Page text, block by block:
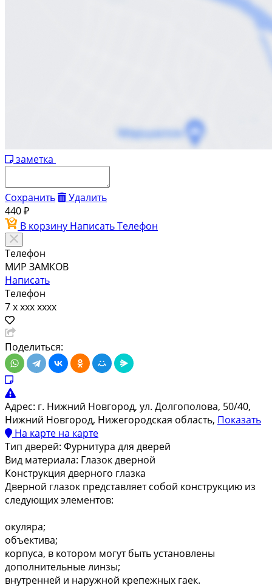
заметка
Сохранить
Удалить
440 ₽
В корзину НаписатьТелефон
Телефон
МИР ЗАМКОВ
Написать
Телефон
7 x xxx xxxx
Поделиться:
Адрес: г. Нижний Новгород, ул. Долгополова, 50/40,
Нижний Новгород, Нижегородская область, Показать
На карте на карте
Тип дверей: Фурнитура для дверей
Вид материала: Глазок дверной
Конструкция дверного глазка
Дверной глазок представляет собой конструкцию из
следующих элементов:
окуляра;
объектива;
корпуса, в котором могут быть установлены
дополнительные линзы;
внутренней и наружной крепежных гаек.